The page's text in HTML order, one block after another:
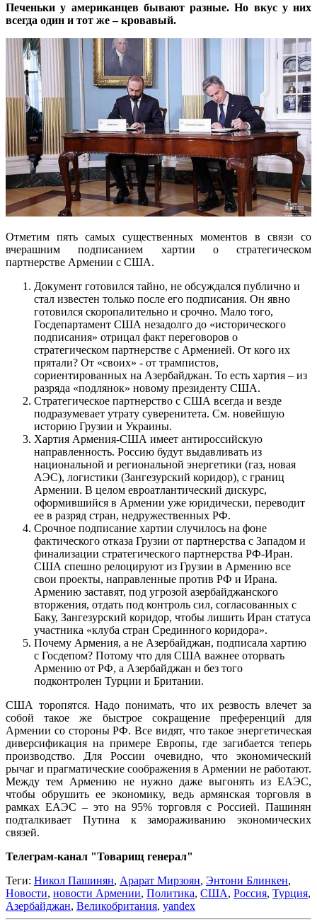
Печеньки у американцев бывают разные. Но вкус у них
всегда один и тот же – кровавый.
Отметим пять самых существенных моментов в связи со
вчерашним подписанием хартии о стратегическом
партнерстве Армении с США.
Документ готовился тайно, не обсуждался публично и
стал известен только после его подписания. Он явно
готовился скоропалительно и срочно. Мало того,
Госдепартамент США незадолго до «исторического
подписания» отрицал факт переговоров о
стратегическом партнерстве с Арменией. От кого их
прятали? От «своих» - от трампистов,
сориентированных на Азербайджан. То есть хартия – из
разряда «подлянок» новому президенту США.
Стратегическое партнерство с США всегда и везде
подразумевает утрату суверенитета. См. новейшую
историю Грузии и Украины.
Хартия Армения-США имеет антироссийскую
направленность. Россию будут выдавливать из
национальной и региональной энергетики (газ, новая
АЭС), логистики (Зангезурский коридор), с границ
Армении. В целом евроатлантический дискурс,
оформившийся в Армении уже юридически, переводит
ее в разряд стран, недружественных РФ.
Срочное подписание хартии случилось на фоне
фактического отказа Грузии от партнерства с Западом и
финализации стратегического партнерства РФ-Иран.
США спешно релоцируют из Грузии в Армению все
свои проекты, направленные против РФ и Ирана.
Армению заставят, под угрозой азербайджанского
вторжения, отдать под контроль сил, согласованных с
Баку, Зангезурский коридор, чтобы лишить Иран статуса
участника «клуба стран Срединного коридора».
Почему Армения, а не Азербайджан, подписала хартию
с Госдепом? Потому что для США важнее оторвать
Армению от РФ, а Азербайджан и без того
подконтролен Турции и Британии.
США торопятся. Надо понимать, что их резвость влечет за
собой такое же быстрое сокращение преференций для
Армении со стороны РФ. Все видят, что такое энергетическая
диверсификация на примере Европы, где загибается теперь
производство. Для России очевидно, что экономический
рычаг и прагматические соображения в Армении не работают.
Между тем Армению не нужно даже выгонять из ЕАЭС,
чтобы обрушить ее экономику, ведь армянская торговля в
рамках ЕАЭС – это на 95% торговля с Россией. Пашинян
подталкивает Путина к замораживанию экономических
связей.
Телеграм-канал "Товарищ генерал"
Теги: Никол Пашинян, Арарат Мирзоян, Энтони Блинкен,
Новости, новости Армении, Политика, США, Россия, Турция,
Азербайджан, Великобритания, yandex